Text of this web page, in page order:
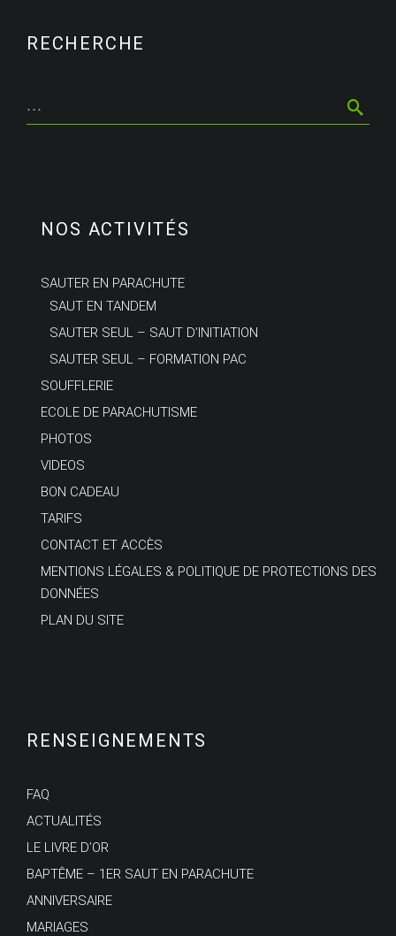
RECHERCHE
NOS ACTIVITÉS
SAUTER EN PARACHUTE
SAUT EN TANDEM
SAUTER SEUL – SAUT D’INITIATION
SAUTER SEUL – FORMATION PAC
SOUFFLERIE
ECOLE DE PARACHUTISME
PHOTOS
VIDEOS
BON CADEAU
TARIFS
CONTACT ET ACCÈS
MENTIONS LÉGALES & POLITIQUE DE PROTECTIONS DES
DONNÉES
PLAN DU SITE
RENSEIGNEMENTS
FAQ
ACTUALITÉS
LE LIVRE D’OR
BAPTÊME – 1ER SAUT EN PARACHUTE
ANNIVERSAIRE
MARIAGES